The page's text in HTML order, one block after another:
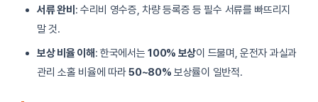
서류 완비 : 수리비 영수증, 차량 등록증 등 필수 서류를 빠뜨리지
말 것.
보상 비율 이해: 한국에서는100% 보상이 드물며, 운전자 과실과
관리 소홀 비율에 따라50~80% 보상률이 일반적.